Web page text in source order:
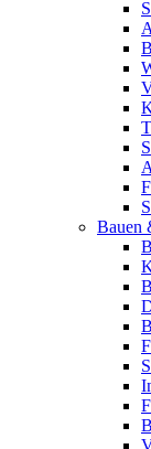
Bauen